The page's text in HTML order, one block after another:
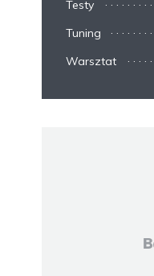
Testy
Tuning
Warsztat